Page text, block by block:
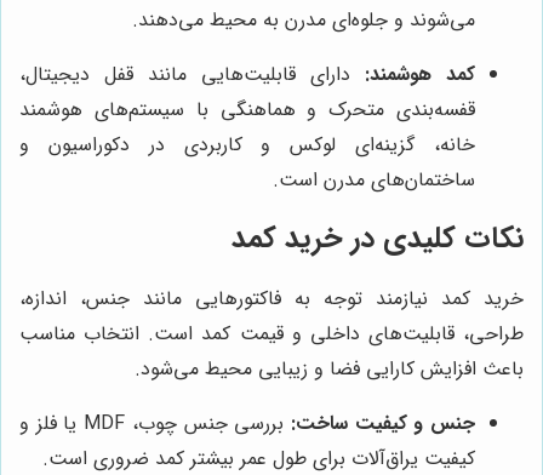
می‌شوند و جلوه‌ای مدرن به محیط می‌دهند.
کمد هوشمند: دارای قابلیت‌هایی مانند قفل دیجیتال،
قفسه‌بندی متحرک و هماهنگی با سیستم‌های هوشمند
خانه، گزینه‌ای لوکس و کاربردی در دکوراسیون و
ساختمان‌های مدرن است.
نکات کلیدی در خرید کمد
خرید کمد نیازمند توجه به فاکتورهایی مانند جنس، اندازه،
طراحی، قابلیت‌های داخلی و قیمت کمد است. انتخاب مناسب
باعث افزایش کارایی فضا و زیبایی محیط می‌شود.
جنس و کیفیت ساخت:
بررسی جنس چوب، MDF یا فلز و
کیفیت یراق‌آلات برای طول عمر بیشتر کمد ضروری است.